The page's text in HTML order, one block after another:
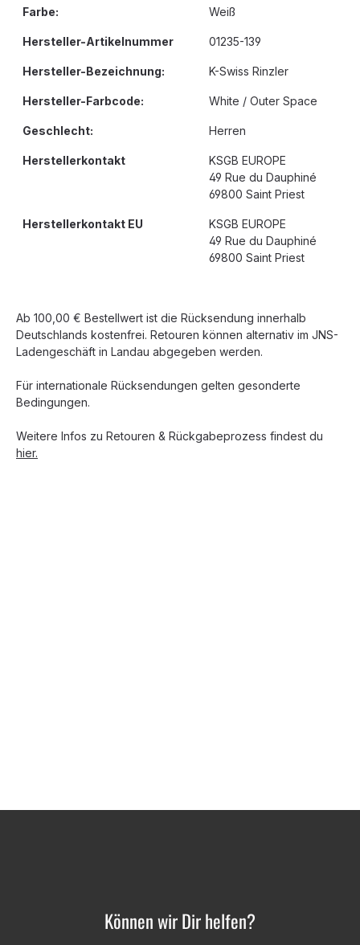
Farbe: Weiß
Hersteller-Artikelnummer 01235-139
Hersteller-Bezeichnung: K-Swiss Rinzler
Hersteller-Farbcode: White / Outer Space
Geschlecht: Herren
Herstellerkontakt
KSGB EUROPE
49 Rue du Dauphiné
69800 Saint Priest
Herstellerkontakt EU
KSGB EUROPE
49 Rue du Dauphiné
69800 Saint Priest
Ab 100,00 € Bestellwert ist die Rücksendung innerhalb
Deutschlands kostenfrei. Retouren können alternativ im JNS-
Ladengeschäft in Landau abgegeben werden.
Für internationale Rücksendungen gelten gesonderte
Bedingungen.
Weitere Infos zu Retouren & Rückgabeprozess findest du
hier.
Können wir Dir helfen?